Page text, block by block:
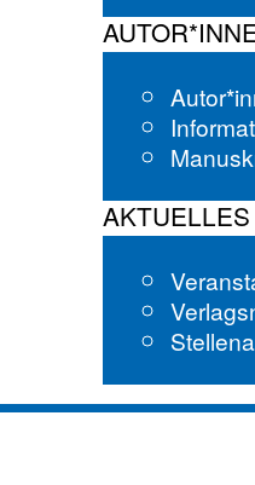
AKTUELLES